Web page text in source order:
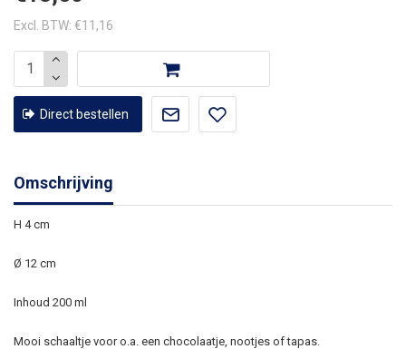
Excl. BTW: €11,16
Direct bestellen
Omschrijving
H 4 cm
Ø 12 cm
Inhoud 200 ml
Mooi schaaltje voor o.a. een chocolaatje, nootjes of tapas.